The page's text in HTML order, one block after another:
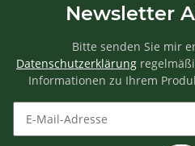
Newsletter
Bitte senden Sie mir
Datenschutzerklärung
Informationen zu Ihrem